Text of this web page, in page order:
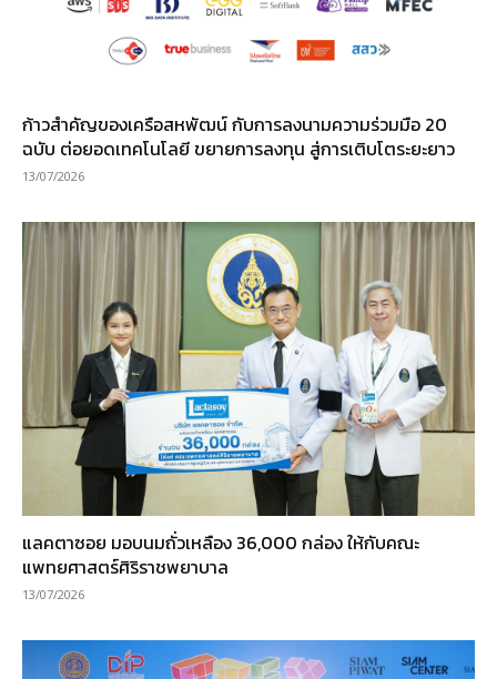
ก้าวสำคัญของเครือสหพัฒน์ กับการลงนามความร่วมมือ 20
ฉบับ ต่อยอดเทคโนโลยี ขยายการลงทุน สู่การเติบโตระยะยาว
13/07/2026
แลคตาซอย มอบนมถั่วเหลือง 36,000 กล่อง ให้กับคณะ
แพทยศาสตร์ศิริราชพยาบาล
13/07/2026